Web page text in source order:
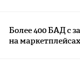
Более 400 БАД с
на маркетплейсах